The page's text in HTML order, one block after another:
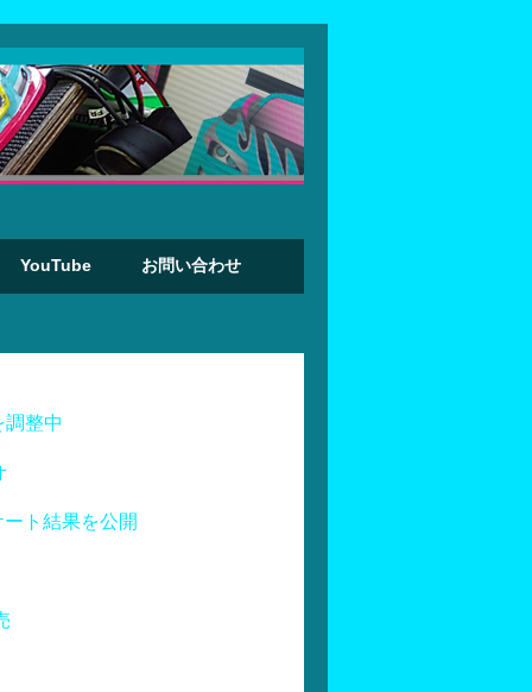
YouTube お問い合わせ
整中
ト結果を公開